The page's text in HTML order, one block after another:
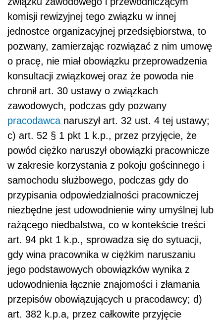
komisji rewizyjnej tego związku w innej
jednostce organizacyjnej przedsiębiorstwa, to
pozwany, zamierzając rozwiązać z nim umowę
o pracę, nie miał obowiązku przeprowadzenia
konsultacji związkowej oraz że powoda nie
chronił art. 30 ustawy o związkach
zawodowych, podczas gdy pozwany
pracodawcanaruszył art. 32 ust. 4 tej ustawy;
c) art. 52 § 1 pkt 1 k.p., przez przyjęcie, że
powód ciężko naruszył obowiązki pracownicze
w zakresie korzystania z pokoju gościnnego i
samochodu służbowego, podczas gdy do
przypisania odpowiedzialności pracowniczej
niezbędne jest udowodnienie winy umyślnej lub
rażącego niedbalstwa, co w kontekście treści
art. 94 pkt 1 k.p., sprowadza się do sytuacji,
gdy wina pracownika w ciężkim naruszaniu
jego podstawowych obowiązków wynika z
udowodnienia łącznie znajomości i złamania
przepisów obowiązujących u pracodawcy; d)
art. 382 k.p.a, przez całkowite przyjęcie